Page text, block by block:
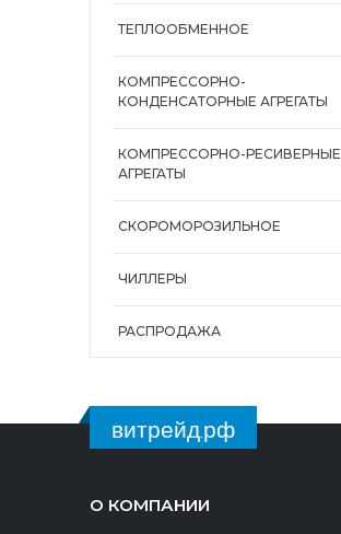
ТЕПЛООБМЕННОЕ
КОМПРЕССОРНО-
КОНДЕНСАТОРНЫЕ АГРЕГАТЫ
КОМПРЕССОРНО-РЕСИВЕРНЫЕ
АГРЕГАТЫ
СКОРОМОРОЗИЛЬНОЕ
ЧИЛЛЕРЫ
РАСПРОДАЖА
витрейд.рф
О КОМПАНИИ